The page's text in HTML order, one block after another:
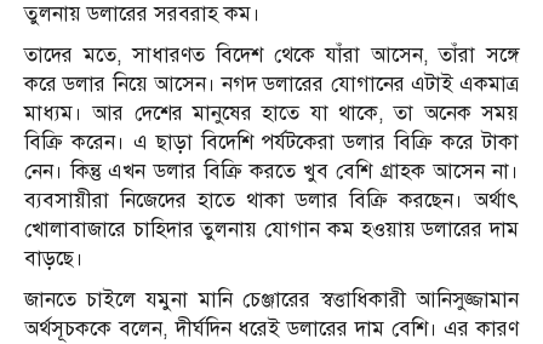
তুলনায় ডলারের সরবরাহ কম।
তাদের মতে, সাধারণত বিদেশ থেকে যাঁরা আসেন, তাঁরা সঙ্গে
করে ডলার নিয়ে আসেন। নগদ ডলারের যোগানের এটাই একমাত্র
মাধ্যম। আর দেশের মানুষের হাতে যা থাকে, তা অনেক সময়
বিক্রি করেন। এ ছাড়া বিদেশি পর্যটকেরা ডলার বিক্রি করে টাকা
নেন। কিন্তু এখন ডলার বিক্রি করতে খুব বেশি গ্রাহক আসেন না।
ব্যবসায়ীরা নিজেদের হাতে থাকা ডলার বিক্রি করছেন। অর্থাৎ
খোলাবাজারে চাহিদার তুলনায় যোগান কম হওয়ায় ডলারের দাম
বাড়ছে।
জানতে চাইলে যমুনা মানি চেঞ্জারের স্বত্তাধিকারী আনিসুজ্জামান
অর্থসূচককে বলেন, দীর্ঘদিন ধরেই ডলারের দাম বেশি। এর কারণ